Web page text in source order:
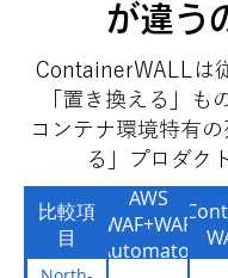
が違う
ContainerWALLは
「置き換える」も
コンテナ環境特有
る」プロダク
比較項
目
AWS
WAF+WAF
Automator